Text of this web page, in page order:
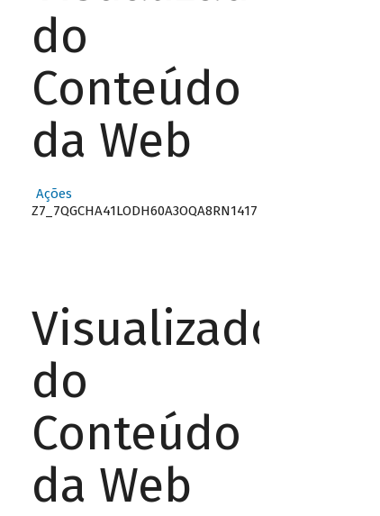
do
Conteúdo
da Web
Ações
Z7_7QGCHA41LODH60A3OQA8RN1417
Visualizador
do
Conteúdo
da Web